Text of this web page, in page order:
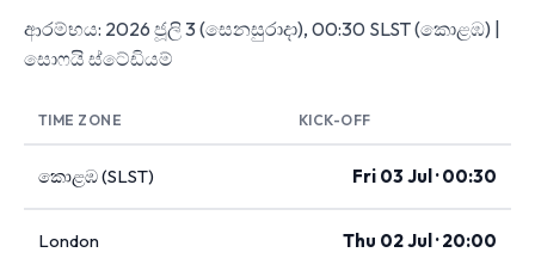
ආරම්භය: 2026 ජූලි 3 (සෙනසුරාදා), 00:30 SLST (කොළඹ) |
සොෆයි ස්ටේඩියම්
TIME ZONE KICK-OFF
කොළඹ (SLST) Fri 03 Jul · 00:30
London Thu 02 Jul · 20:00